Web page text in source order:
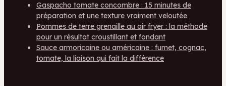
Gaspacho tomate concombre : 15 minutes de
préparation et une texture vraiment veloutée
Pommes de terre grenaille au air fryer : la méthode
pour un résultat croustillant et fondant
Sauce armoricaine ou américaine : fumet, cognac,
tomate, la liaison qui fait la différence